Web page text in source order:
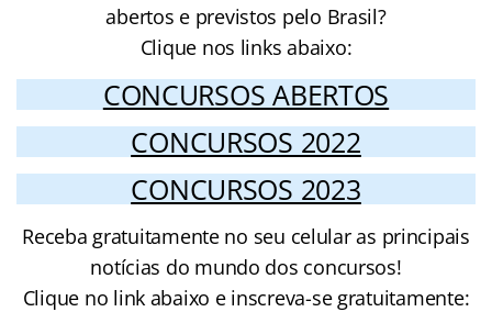
abertos e previstos pelo Brasil?
Clique nos links abaixo:
CONCURSOS ABERTOS
CONCURSOS 2022
CONCURSOS 2023
Receba gratuitamente no seu celular as principais
notícias do mundo dos concursos!
Clique no link abaixo e inscreva-se gratuitamente: